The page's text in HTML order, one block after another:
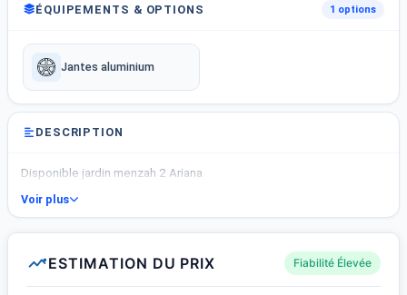
ÉQUIPEMENTS & OPTIONS 1 options
Jantes aluminium
DESCRIPTION
Disponible jardin menzah 2 Ariana
Voir plus
ESTIMATION DU PRIX Fiabilité Élevée